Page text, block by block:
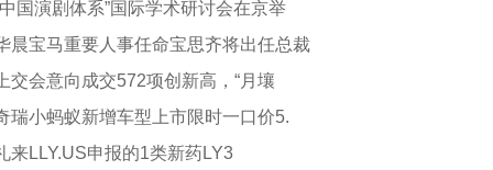
中国演剧体系”国际学术研讨会在京举
晨宝马重要人事任命宝思齐将出任总裁
交会意向成交572项创新高，“月壤
瑞小蚂蚁新增车型上市限时一口价5.
来LLY.US申报的1类新药LY3